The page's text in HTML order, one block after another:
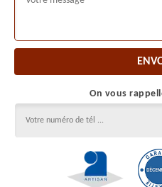
On vous